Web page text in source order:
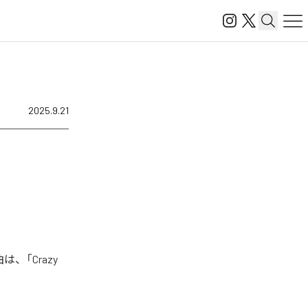
2025.9.21
、「Crazy